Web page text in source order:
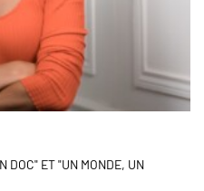
DOC" ET "UN MONDE, UN